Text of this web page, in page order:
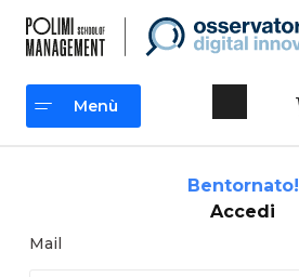
contenuto
Menù
Bentornato!
Accedi
Mail